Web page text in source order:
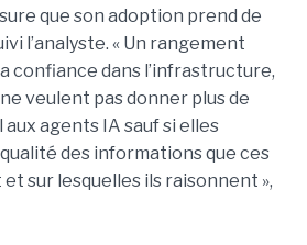
que son adoption prend de
l’analyste. « Un rangement
confiance dans l’infrastructure,
veulent pas donner plus de
agents IA sauf si elles
des informations que ces
sur lesquelles ils raisonnent »,